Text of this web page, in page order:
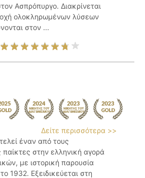
Ασπρόπυργο. Διακρίνεται
ολοκληρωμένων λύσεων
στον ...
Δείτε περισσότερα >>
έναν από τους
παίκτες στην ελληνική αγορά
με ιστορική παρουσία
1932. Εξειδικεύεται στη